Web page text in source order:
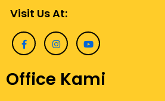
Visit Us At:
Office Kami